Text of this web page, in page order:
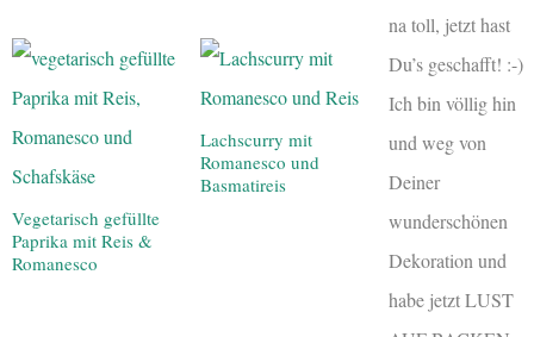
Vegetarisch gefüllte
Paprika mit Reis &
Romanesco
Lachscurry mit
Romanesco und
Basmatireis
na toll, jetzt hast
Du’s geschafft! :-)
Ich bin völlig hin
und weg von
Deiner
wunderschönen
Dekoration und
habe jetzt LUST